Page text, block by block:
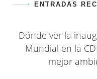
ENTRADAS
Dónde ver la
Mundial en la
mejor